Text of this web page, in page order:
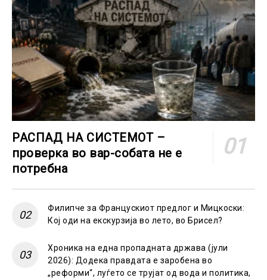
РАСПАД НА СИСТЕМОТ –
проверка во вар-собата не е
потребна
Филипче за Францускиот предлог и Мицкоски:
Кој оди на екскурзија во лето, во Брисел?
Хроника на една пропадната држава (јули
2026): Додека правдата е заробена во
„реформи“, луѓето се трујат од вода и политика,